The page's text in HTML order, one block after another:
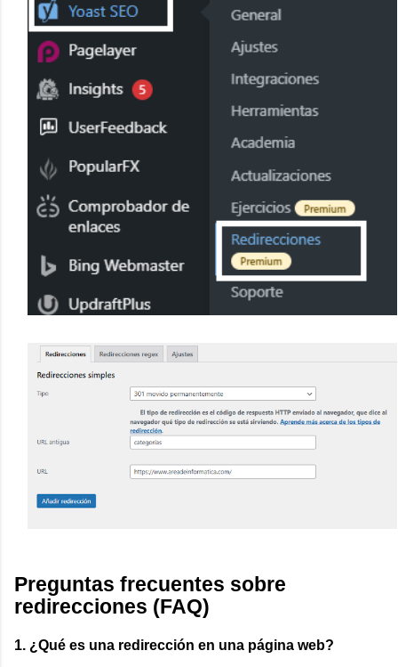
Preguntas frecuentes sobre
redirecciones (FAQ)
1. ¿Qué es una redirección en una página web?